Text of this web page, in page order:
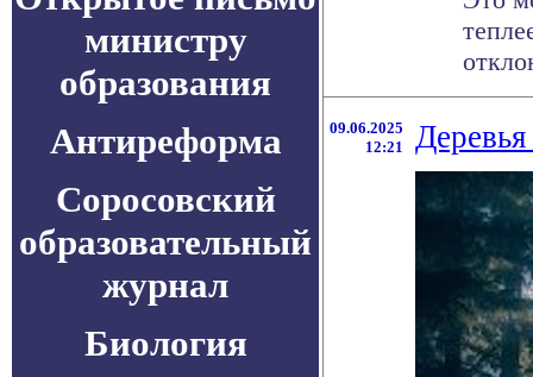
министру
образования
Антиреформа
Соросовский
образовательный
журнал
Биология
09.06.2025
12:21